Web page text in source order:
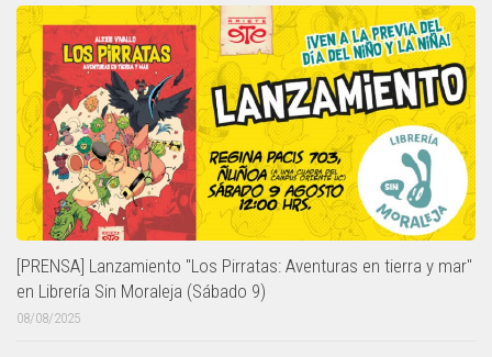
[PRENSA] Lanzamiento "Los Pirratas: Aventuras en tierra y mar"
en Librería Sin Moraleja (Sábado 9)
08/08/2025